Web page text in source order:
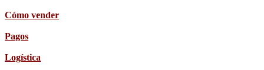
Cómo vender
Pagos
Logística